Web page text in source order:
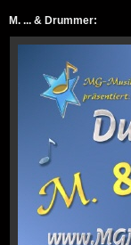
M. ... & Drummer: